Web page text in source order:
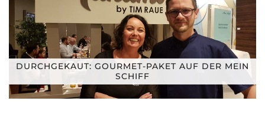
DURCHGEKAUT: GOURMET-PAKET AUF DER MEIN
SCHIFF